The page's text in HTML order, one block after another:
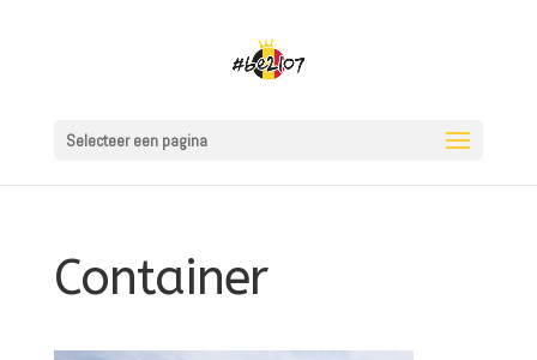
Selecteer een pagina
Container